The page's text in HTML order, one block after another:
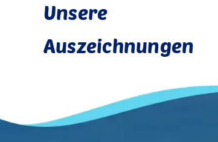
Unsere
Auszeichnungen